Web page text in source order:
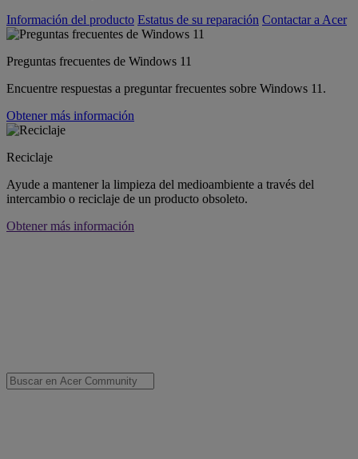
Información del producto Estatus de su reparación Contactar a Acer
Preguntas frecuentes de Windows 11
Encuentre respuestas a preguntar frecuentes sobre Windows 11.
Obtener más información
Reciclaje
Ayude a mantener la limpieza del medioambiente a través del
intercambio o reciclaje de un producto obsoleto.
Obtener más información